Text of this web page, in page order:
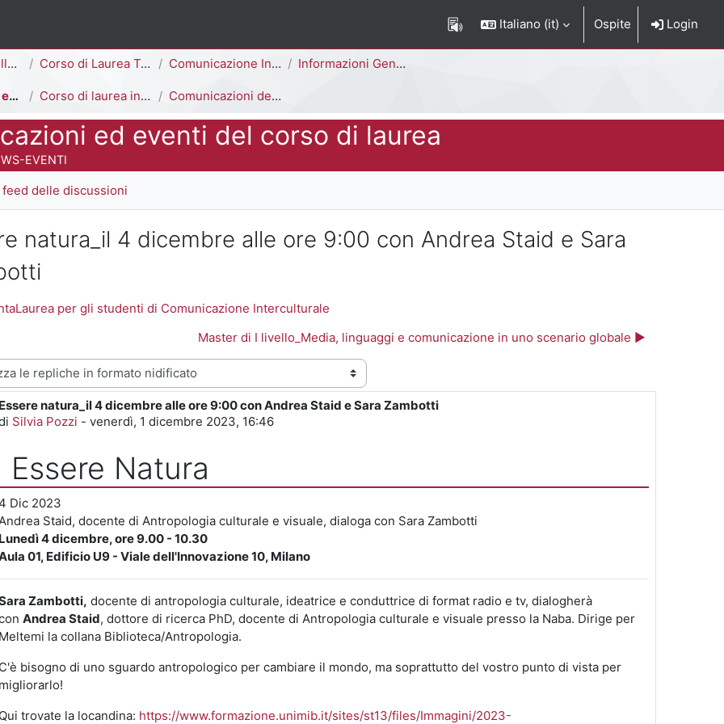
Italiano ‎(it)‎ Ospite Login
Area di Scienze della Formazione Corso di Laurea Triennale Comunicazione Interculturale [E2002R - E2001R] Informazioni Generali del Corso di Studi
Comunicazioni ed eventi del corso di laurea Corso di laurea in Comunicazione Interculturale Comunicazioni del Corso di Laurea
ed eventi del corso di laurea
corso
EVENTI
feed delle discussioni
natura_il 4 dicembre alle ore 9:00 con Andrea Staid e Sara
per gli studenti di Comunicazione Interculturale
Master di I livello_Media, linguaggi e comunicazione in uno scenario globale ▶︎
Essere natura_il 4 dicembre alle ore 9:00 con Andrea Staid e Sara Zambotti
Silvia Pozzi - venerdì, 1 dicembre 2023, 16:46
Numero di risposte: 0
Essere Natura
Dic 2023
Staid, docente di Antropologia culturale e visuale, dialoga con Sara Zambotti
Lunedì 4 dicembre, ore 9.00 - 10.30
01, Edificio U9 - Viale dell'Innovazione 10, Milano
Zambotti, docente di antropologia culturale, ideatrice e conduttrice di format radio e tv, dialogherà
Andrea Staid, dottore di ricerca PhD, docente di Antropologia culturale e visuale presso la Naba. Dirige per
Meltemi la collana Biblioteca/Antropologia.
C'è bisogno di uno sguardo antropologico per cambiare il mondo, ma soprattutto del vostro punto di vista per
migliorarlo!
Qui trovate la locandina: https://www.formazione.unimib.it/sites/st13/files/Immagini/2023-